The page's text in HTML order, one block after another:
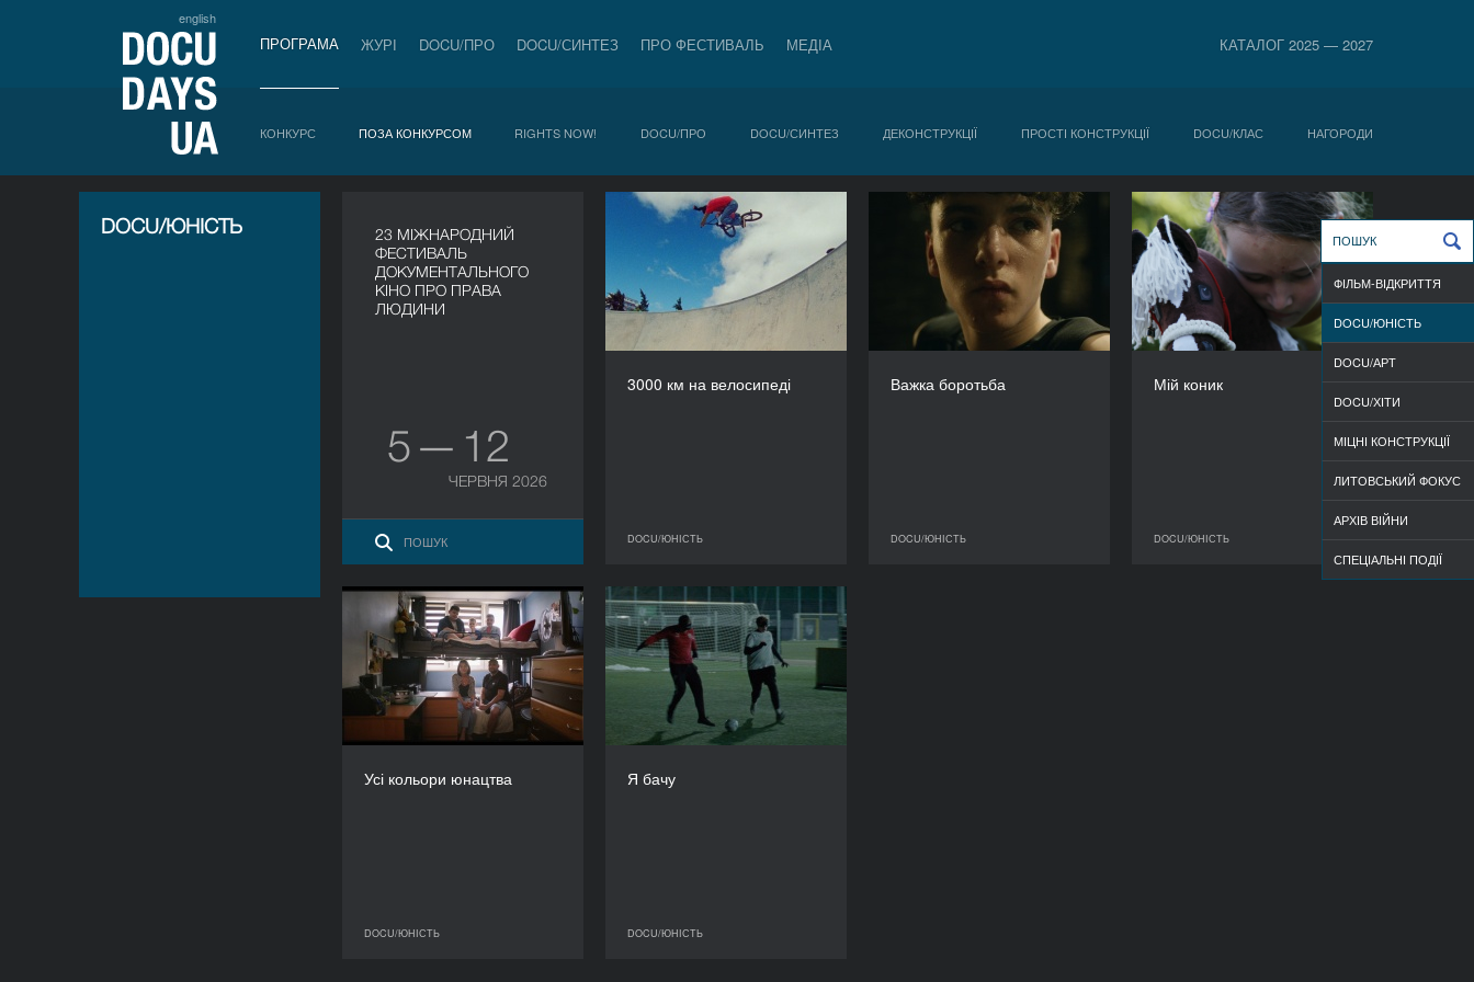
english
ПРОГРАМА ЖУРІ DOCU/ПРО DOCU/СИНТЕЗ ПРО ФЕСТИВАЛЬ МЕДІА КАТАЛОГ 2025 — 2027
КОНКУРС ПОЗА КОНКУРСОМ RIGHTS NOW! DOCU/ПРО DOCU/СИНТЕЗ ДЕКОНСТРУКЦІЇ ПРОСТІ КОНСТРУКЦІЇ DOCU/КЛАС НАГОРОДИ
DOCU/ЮНІСТЬ
23 МІЖНАРОДНИЙ
ФЕСТИВАЛЬ
ДОКУМЕНТАЛЬНОГО
КІНО ПРО ПРАВА
ЛЮДИНИ
5 — 12
ЧЕРВНЯ 2026
3000 км на велосипеді
DOCU/ЮНІСТЬ
3000 км на велосипеді
РІК
2025
КРАЇНА
Аргентина
РЕЖИСЕР/-КА
ТРИВАЛІСТЬ
Важка боротьба
DOCU/ЮНІСТЬ
Важка боротьба
2024
Німеччина
РЕЖИСЕР/-КА
Мій коник
DOCU/ЮНІСТЬ
Мій коник
2025
КРАЇНА
Польща
РЕЖИСЕР/-КА
Міхал Цисевський
ТРИВАЛІСТЬ
DOCU/ЮНІСТЬ
Усі кольори юнацтва
DOCU/ЮНІСТЬ
Усі кольори юнацтва
РІК
2025
КРАЇНА
Польща
РЕЖИСЕР/-КА
Я бачу
DOCU/ЮНІСТЬ
Я бачу
РІК
2024
Німеччина
РЕЖИСЕР/-КА
ФІЛЬМ-ВІДКРИТТЯ
DOCU/ЮНІСТЬ
DOCU/АРТ
DOCU/ХІТИ
МІЦНІ КОНСТРУКЦІЇ
ЛИТОВСЬКИЙ ФОКУС
АРХІВ ВІЙНИ
СПЕЦІАЛЬНІ ПОДІЇ